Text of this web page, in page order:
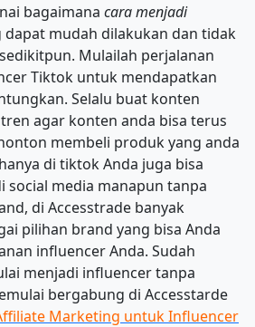
bagaimana cara menjadi
dapat mudah dilakukan dan tidak
Mulailah perjalanan
Tiktok untuk mendapatkan
Selalu buat konten
agar konten anda bisa terus
membeli produk yang anda
di tiktok Anda juga bisa
social media manapun tanpa
di Accesstrade banyak
pilihan brand yang bisa Anda
influencer Anda. Sudah
menjadi influencer tanpa
bergabung di Accesstarde
Marketing untuk Influencer